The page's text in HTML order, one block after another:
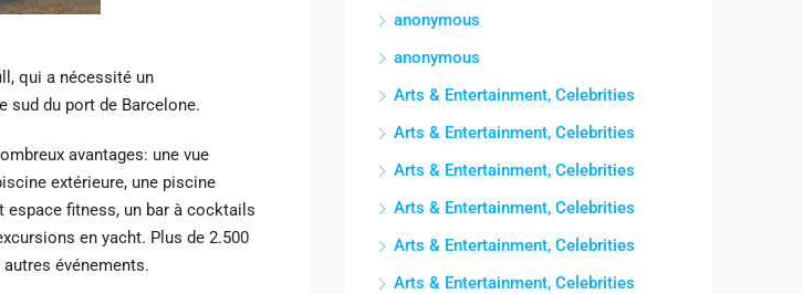
qui a nécessité un
sud du port de Barcelone.
avantages: une vue
extérieure, une piscine
espace fitness, un bar à cocktails
en yacht. Plus de 2.500
événements.
anonymous
anonymous
Arts & Entertainment, Celebrities
Arts & Entertainment, Celebrities
Arts & Entertainment, Celebrities
Arts & Entertainment, Celebrities
Arts & Entertainment, Celebrities
Arts & Entertainment, Celebrities